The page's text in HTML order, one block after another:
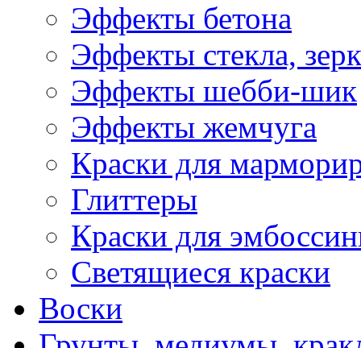
Эффекты бетона
Эффекты стекла,
Эффекты шебби-шик
Эффекты жемчуга
Краски для
Глиттеры
Краски для
Светящиеся краски
Воски